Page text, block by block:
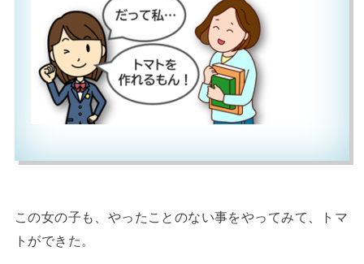
この女の子も、やったことのない事をやってみて、トマ
トができた。